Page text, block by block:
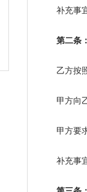
补充事宜
第二条：
乙方按照
甲方向乙
甲方要求
补充事宜